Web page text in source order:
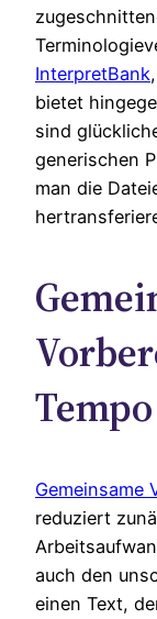
InterpretBank,
bietet
sind
generischen
man die
Gemeinsame
reduziert
auch den
einen Text,